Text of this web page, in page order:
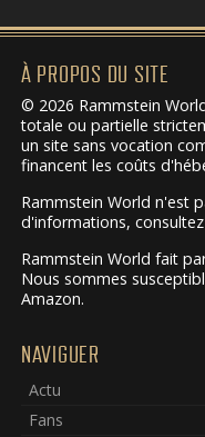
À PROPOS DU SITE
© 2026 Rammstein
totale ou partielle
un site sans vocation
financent les coûts
Rammstein World n'est
d'informations,
Rammstein World fait
Nous sommes
Amazon.
NAVIGUER
Actu
Fans